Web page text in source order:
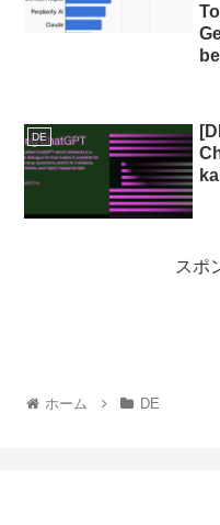
DE
スポ
ホーム DE